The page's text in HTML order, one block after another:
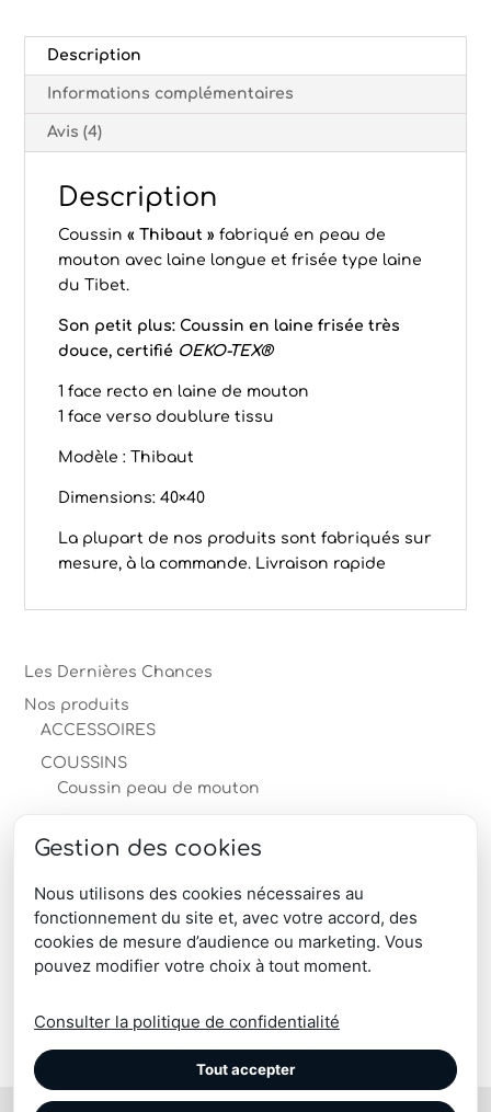
Description
Informations complémentaires
Avis (4)
Description
Coussin « Thibaut »fabriqué en peau de
mouton avec laine longue et frisée type laine
du Tibet.
Son petit plus: Coussin en laine frisée très
douce, certifié OEKO-TEX®
1 face recto en laine de mouton
1 face verso doublure tissu
Modèle : Thibaut
Dimensions: 40×40
La plupart de nos produits sont fabriqués sur
mesure, à la commande. Livraison rapide
Les Dernières Chances
Nos produits
ACCESSOIRES
COUSSINS
Coussin peau de mouton
MOBILIER en peau
PEAUX
TAPIS
produits-professionnels
Télécharger le catalogue produits
Gestion des cookies
Nous utilisons des cookies nécessaires au
fonctionnement du site et, avec votre accord, des
cookies de mesure d’audience ou marketing. Vous
pouvez modifier votre choix à tout moment.
Consulter la politique de confidentialité
Tout accepter